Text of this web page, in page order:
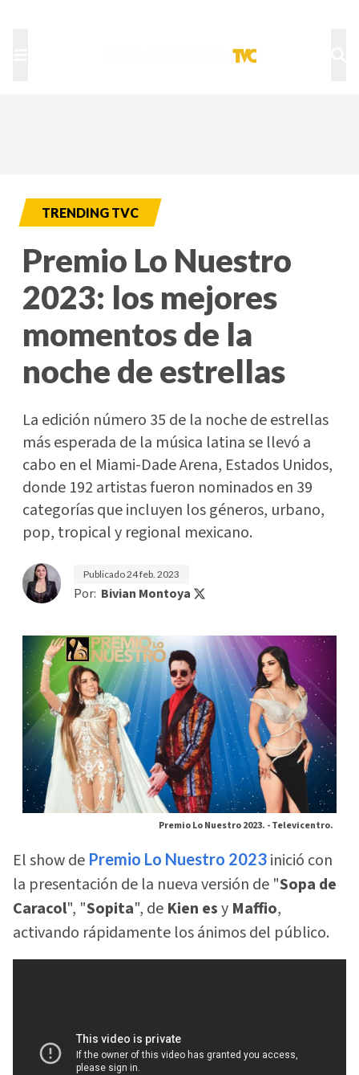
TRENDING TVC
Premio Lo Nuestro
2023: los mejores
momentos de la
noche de estrellas
La edición número 35 de la noche de estrellas
más esperada de la música latina se llevó a
cabo en el Miami-Dade Arena, Estados Unidos,
donde 192 artistas fueron nominados en 39
categorías que incluyen los géneros, urbano,
pop, tropical y regional mexicano.
Publicado24 feb. 2023
Por: Bivian Montoya
Premio Lo Nuestro 2023. -Televicentro.
El show de Premio Lo Nuestro 2023 inició con
la presentación de la nueva versión de "Sopa de
Caracol", "Sopita", de Kien esy Maffio,
activando rápidamente los ánimos del público.